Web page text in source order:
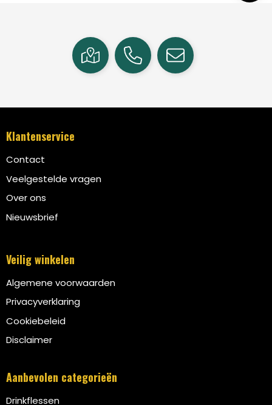
Klantenservice
Contact
Veelgestelde vragen
Over ons
Nieuwsbrief
Veilig winkelen
Algemene voorwaarden
Privacyverklaring
Cookiebeleid
Disclaimer
Aanbevolen categorieën
Drinkflessen